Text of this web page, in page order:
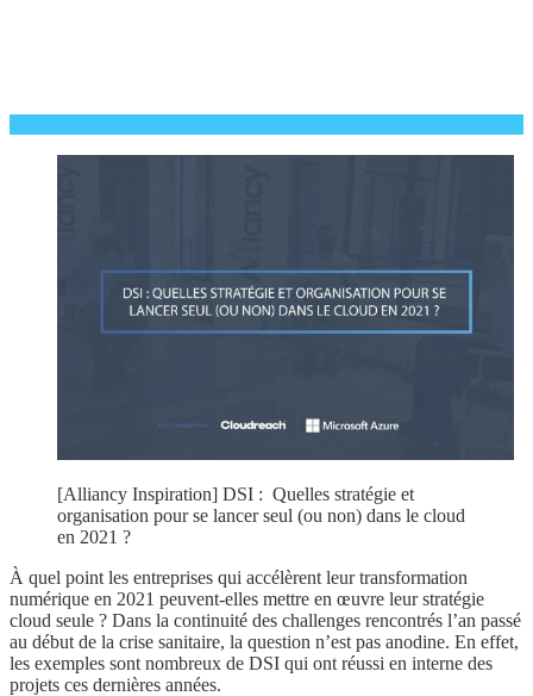
[Alliancy Inspiration] DSI : Quelles stratégie et
organisation pour se lancer seul (ou non) dans le cloud
en 2021 ?
À quel point les entreprises qui accélèrent leur transformation
numérique en 2021 peuvent-elles mettre en œuvre leur stratégie
cloud seule ? Dans la continuité des challenges rencontrés l’an passé
au début de la crise sanitaire, la question n’est pas anodine. En effet,
les exemples sont nombreux de DSI qui ont réussi en interne des
projets ces dernières années.